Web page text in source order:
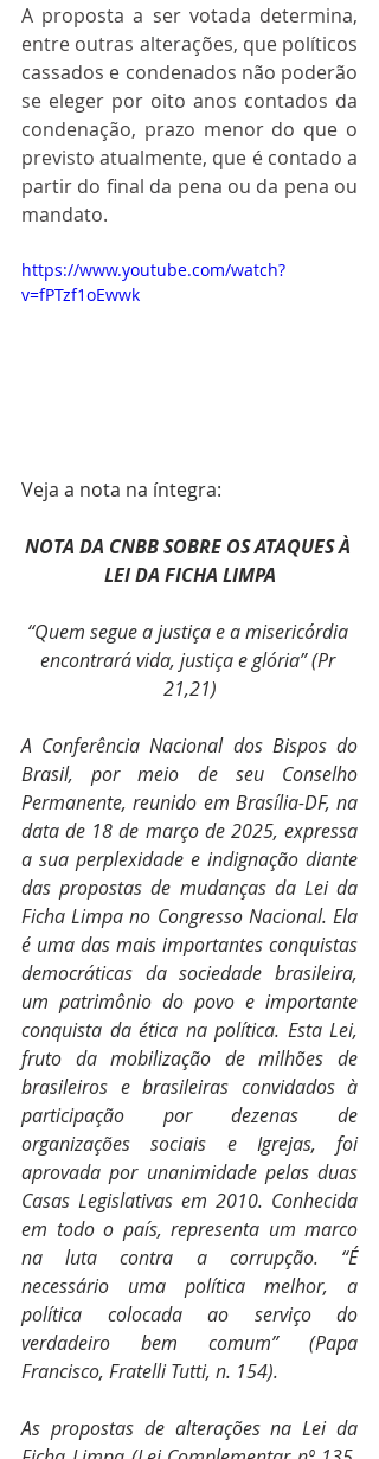
A proposta a ser votada determina,
entre outras alterações, que políticos
cassados e condenados não poderão
se eleger por oito anos contados da
condenação, prazo menor do que o
previsto atualmente, que é contado a
partir do final da pena ou da pena ou
mandato.
https://www.youtube.com/watch?
v=fPTzf1oEwwk
Veja a nota na íntegra:
NOTA DA CNBB SOBRE OS ATAQUES À
LEI DA FICHA LIMPA
“Quem segue a justiça e a misericórdia
encontrará vida, justiça e glória” (Pr
21,21)
A Conferência Nacional dos Bispos do
Brasil, por meio de seu Conselho
Permanente, reunido em Brasília-DF, na
data de 18 de março de 2025, expressa
a sua perplexidade e indignação diante
das propostas de mudanças da Lei da
Ficha Limpa no Congresso Nacional. Ela
é uma das mais importantes conquistas
democráticas da sociedade brasileira,
um patrimônio do povo e importante
conquista da ética na política. Esta Lei,
fruto da mobilização de milhões de
brasileiros e brasileiras convidados à
participação por dezenas de
organizações sociais e Igrejas, foi
aprovada por unanimidade pelas duas
Casas Legislativas em 2010. Conhecida
em todo o país, representa um marco
na luta contra a corrupção. “É
necessário uma política melhor, a
política colocada ao serviço do
verdadeiro bem comum” (Papa
Francisco, Fratelli Tutti, n. 154).
As propostas de alterações na Lei da